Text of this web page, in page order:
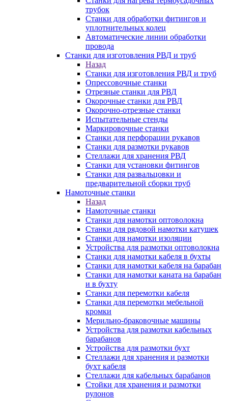
трубок
Станки для обработки фитингов и
уплотнительных колец
Автоматические линии обработки
провода
Станки для изготовления РВД и труб
Назад
Станки для изготовления РВД и труб
Опрессовочные станки
Отрезные станки для РВД
Окорочные станки для РВД
Окорочно-отрезные станки
Испытательные стенды
Маркировочные станки
Станки для перфорации рукавов
Станки для размотки рукавов
Стеллажи для хранения РВД
Станки для установки фитингов
Станки для развальцовки и
предварительной сборки труб
Намоточные станки
Назад
Намоточные станки
Станки для намотки оптоволокна
Станки для рядовой намотки катушек
Станки для намотки изоляции
Устройства для размотки оптоволокна
Станки для намотки кабеля в бухты
Станки для намотки кабеля на барабан
Станки для намотки каната на барабан
и в бухту
Станки для перемотки кабеля
Станки для перемотки мебельной
кромки
Мерильно-браковочные машины
Устройства для размотки кабельных
барабанов
Устройства для размотки бухт
Стеллажи для хранения и размотки
бухт кабеля
Стеллажи для кабельных барабанов
Стойки для хранения и размотки
рулонов